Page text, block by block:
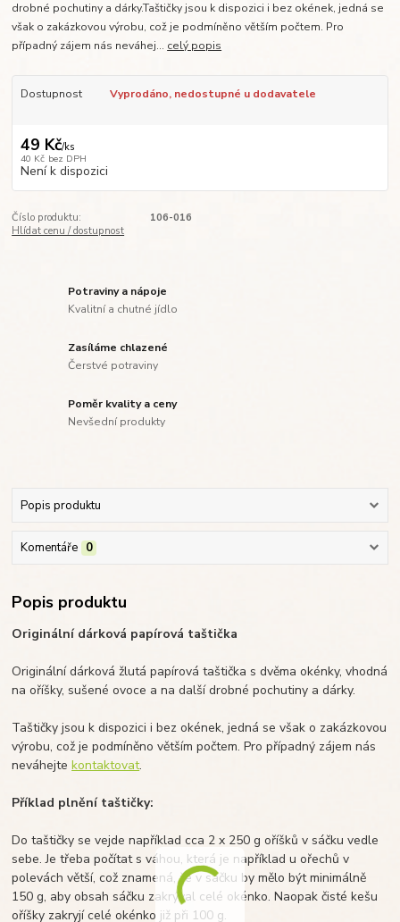
drobné pochutiny a dárky.Taštičky jsou k dispozici i bez okének, jedná se
však o zakázkovou výrobu, což je podmíněno větším počtem. Pro
případný zájem nás neváhej... celý popis
Dostupnost Vyprodáno, nedostupné u dodavatele
49 Kč/ks
40 Kč bez DPH
Není k dispozici
Číslo produktu:
106-016
Hlídat cenu / dostupnost
Potraviny a nápoje
Kvalitní a chutné jídlo
Zasíláme chlazené
Čerstvé potraviny
Poměr kvality a ceny
Nevšední produkty
Popis produktu
Komentáře 0
Popis produktu
Originální dárková papírová taštička
Originální dárková žlutá papírová taštička s dvěma okénky, vhodná
na oříšky, sušené ovoce a na další drobné pochutiny a dárky.
Taštičky jsou k dispozici i bez okének, jedná se však o zakázkovou
výrobu, což je podmíněno větším počtem. Pro případný zájem nás
neváhejtekontaktovat.
Příklad plnění taštičky:
Do taštičky se vejde například cca 2 x 250 g oříšků v sáčku vedle
sebe. Je třeba počítat s váhou, která je například u ořechů v
polevách větší, což znamená, že v sáčku by mělo být minimálně
150 g, aby obsah sáčku zakrýval celé okénko. Naopak čisté kešu
oříšky zakryjí celé okénko již při 100 g.